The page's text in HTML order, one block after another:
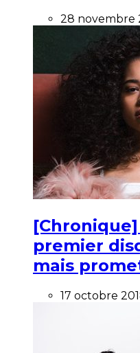
28 novembre
premier
mais
17 octobre